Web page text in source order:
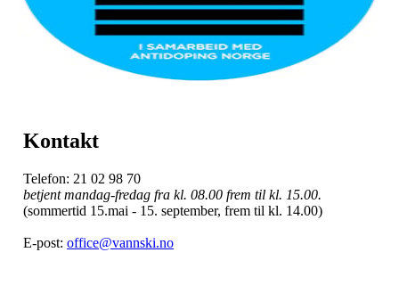
Kontakt
Telefon: 21 02 98 70
betjent mandag-fredag fra kl. 08.00 frem til kl. 15.00.
(sommertid 15.mai - 15. september, frem til kl. 14.00)
E-post: office@vannski.no